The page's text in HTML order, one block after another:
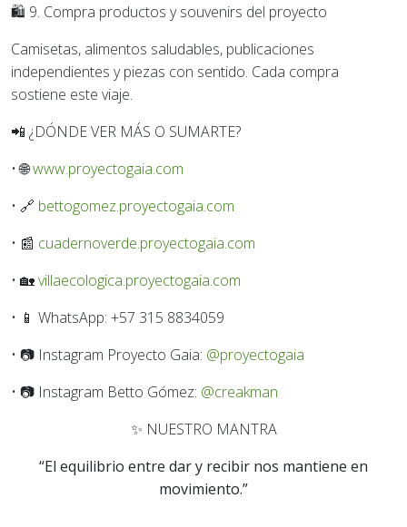
🛍️ 9. Compra productos y souvenirs del proyecto
Camisetas, alimentos saludables, publicaciones
independientes y piezas con sentido. Cada compra
sostiene este viaje.
📲 ¿DÓNDE VER MÁS O SUMARTE?
• 🌐www.proyectogaia.com
• 🔗 bettogomez.proyectogaia.com
• 📰 cuadernoverde.proyectogaia.com
• 🏡villaecologica.proyectogaia.com
• 📱 WhatsApp: +57 315 8834059
• 📷 Instagram Proyecto Gaia: @proyectogaia
• 📷 Instagram Betto Gómez: @creakman
✨ NUESTRO MANTRA
“El equilibrio entre dar y recibir nos mantiene en
movimiento.”